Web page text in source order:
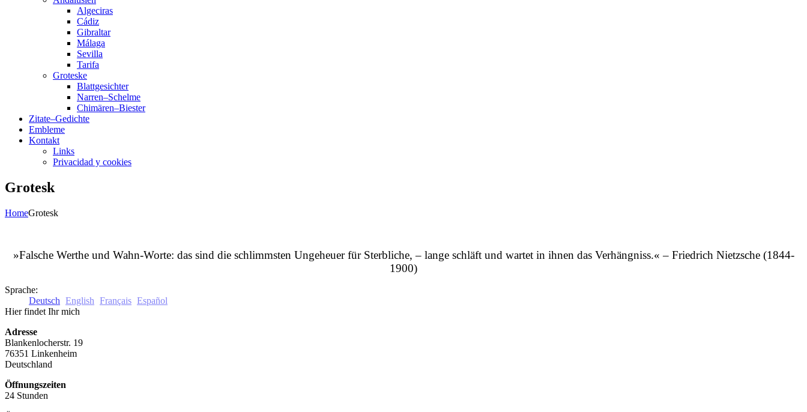
Algeciras
Cádiz
Gibraltar
Málaga
Sevilla
Tarifa
Groteske
Blattgesichter
Narren–Schelme
Chimären–Biester
Zitate–Gedichte
Embleme
Kontakt
Links
Privacidad y cookies
Grotesk
HomeGrotesk
»Falsche Werthe und Wahn-Worte: das sind die schlimmsten Ungeheuer für Sterbliche, – lange schläft und wartet in ihnen das Verhängniss.« – Friedrich Nietzsche (1844-
1900)
Sprache:
Deutsch English Français Español
Hier findet Ihr mich
Adresse
Blankenlocherstr. 19
76351 Linkenheim
Deutschland
Öffnungszeiten
24 Stunden